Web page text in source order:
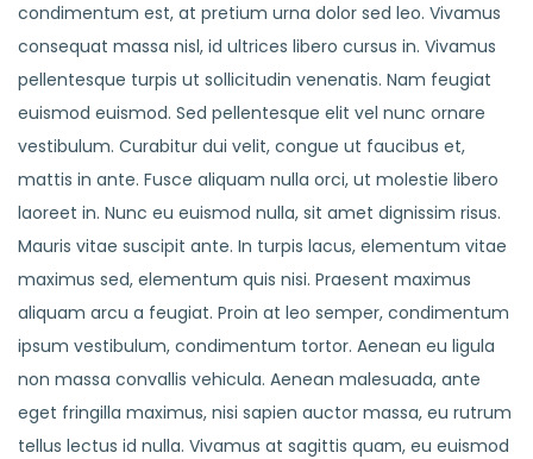
condimentum est, at pretium urna dolor sed leo. Vivamus
consequat massa nisl, id ultrices libero cursus in. Vivamus
pellentesque turpis ut sollicitudin venenatis. Nam feugiat
euismod euismod. Sed pellentesque elit vel nunc ornare
vestibulum. Curabitur dui velit, congue ut faucibus et,
mattis in ante. Fusce aliquam nulla orci, ut molestie libero
laoreet in. Nunc eu euismod nulla, sit amet dignissim risus.
Mauris vitae suscipit ante. In turpis lacus, elementum vitae
maximus sed, elementum quis nisi. Praesent maximus
aliquam arcu a feugiat. Proin at leo semper, condimentum
ipsum vestibulum, condimentum tortor. Aenean eu ligula
non massa convallis vehicula. Aenean malesuada, ante
eget fringilla maximus, nisi sapien auctor massa, eu rutrum
tellus lectus id nulla. Vivamus at sagittis quam, eu euismod